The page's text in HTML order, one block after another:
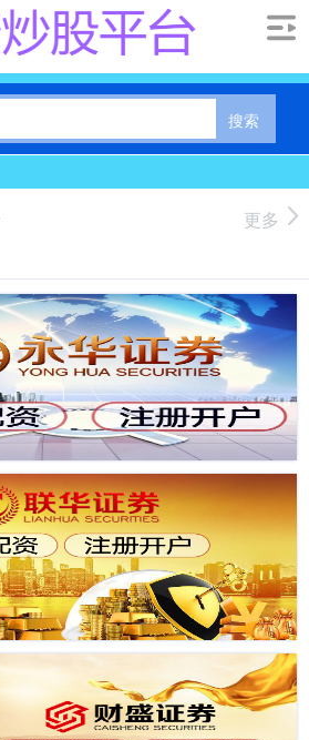
搜索
更多